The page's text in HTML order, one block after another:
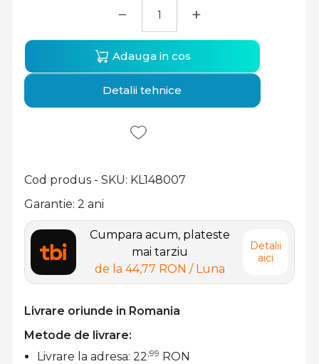
Cumpara acum, plateste
mai tarziu
de la 44,77 RON / Luna
Detalii
aici
Livrare oriunde in Romania
Cod produs - SKU KL148007
Metode de livrare:
Livrare la adresa: 22,99 RON
− +
Adauga in cos
Detalii tehnice
Garantie: 2 ani